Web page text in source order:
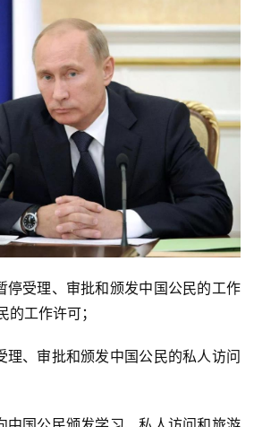
停受理、审批和颁发中国公民的工作
工作许可；
理、审批和颁发中国公民的私人访问